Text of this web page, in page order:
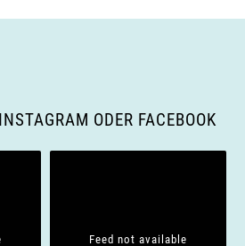
ODER FACEBOOK
Feed not available